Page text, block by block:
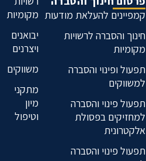
קמפיינים להעלאת מודעות
חינוך והסברה לרשויות
מקומיות
תפעול ופינוי והסברה
למשווקים
תפעול פינוי והסברה
למחזיקים בפסולת
אלקטרונית
תפעול פינוי והסברה
מקומיות
יבואנים
ויצרנים
משווקים
מתקני
מיון
וטיפול